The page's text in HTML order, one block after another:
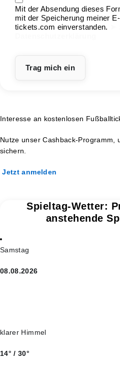
Mit der Absendung dieses
mit der Speicherung meiner
tickets.com einverstanden.
Interesse an kostenlosen
Nutze unser Cashback-Programm,
sichern.
Jetzt anmelden
Spieltag-Wetter:
anstehende
Samstag
08.08.2026
klarer Himmel
14° / 30°